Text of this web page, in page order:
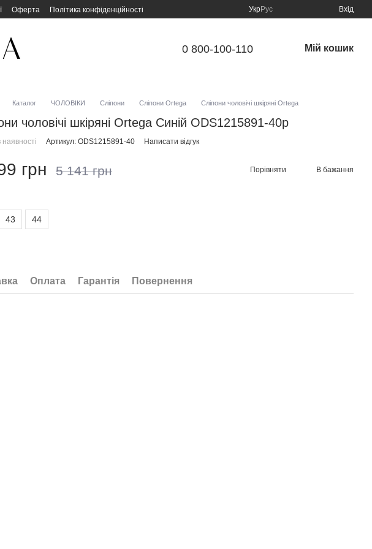
Оферта Політика конфіденційності УкрРус Вхід
0 800-100-110 Мій кошик
Каталог ЧОЛОВІКИ Сліпони Сліпони Ortega Сліпони чоловічі шкіряні Ortega
чоловічі шкіряні Ortega Синій ODS1215891-40р
Артикул: ODS1215891-40 Написати відгук
грн 5 141 грн Порівняти В бажання
43 44
Оплата Гарантія Повернення